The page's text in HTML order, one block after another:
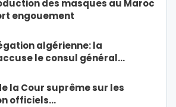
des masques au Maroc
engouement
algérienne: la
le consul général…
la Cour suprême sur les
officiels…